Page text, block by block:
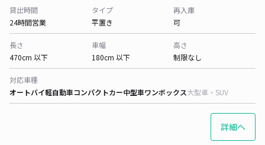
貸出時間
24時間営業
タイプ
平置き
再入庫
可
長さ
470cm 以下
車幅
180cm 以下
高さ
制限なし
対応車種
オートバイ軽自動車コンパクトカー中型車ワンボックス大型車・SUV
詳細へ